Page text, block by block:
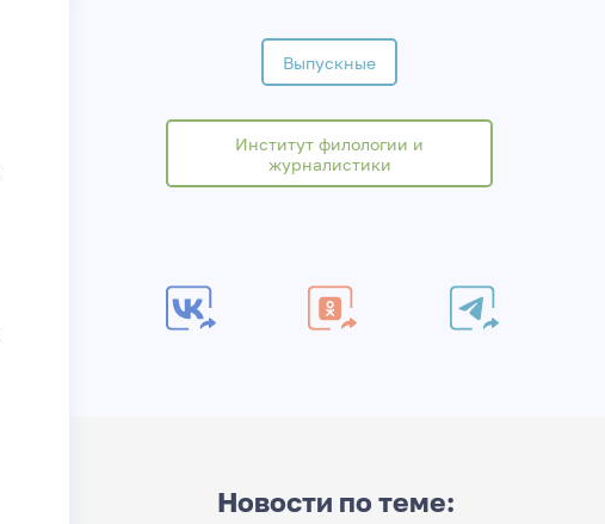
Выпускные
Институт филологии и
журналистики
Новости по теме: